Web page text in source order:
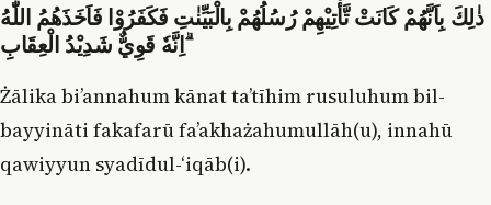
ذٰلِكَ بِاَنَّهُمْ كَانَتْ تَّأْتِيْهِمْ رُسُلُهُمْ بِالْبَيِّنٰتِ فَكَفَرُوْا فَاَخَذَهُمُ اللّٰهُ
ۗاِنَّهٗ قَوِيٌّ شَدِيْدُ الْعِقَابِ
Żālika bi’annahum kānat ta’tīhim rusuluhum bil-
bayyināti fakafarū fa’akhażahumullāh(u), innahū
qawiyyun syadīdul-‘iqāb(i).